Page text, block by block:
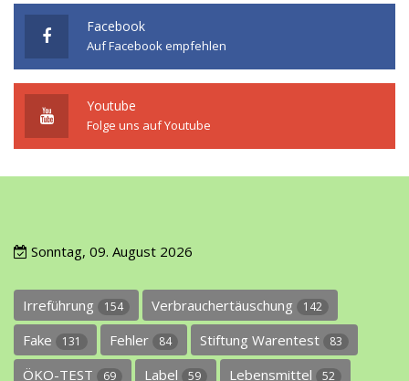
Facebook
Auf Facebook empfehlen
Youtube
Folge uns auf Youtube
Sonntag, 09. August 2026
Irreführung 154 Verbrauchertäuschung 142
Fake 131 Fehler 84 Stiftung Warentest 83
ÖKO-TEST 69 Label 59 Lebensmittel 52